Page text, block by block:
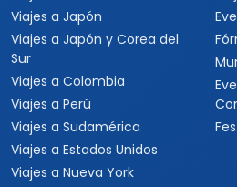
Viajes a Japón
Viajes a Japón y Corea del
Sur
Viajes a Colombia
Viajes a Perú
Viajes a Sudamérica
Viajes a Estados Unidos
Viajes a Nueva York